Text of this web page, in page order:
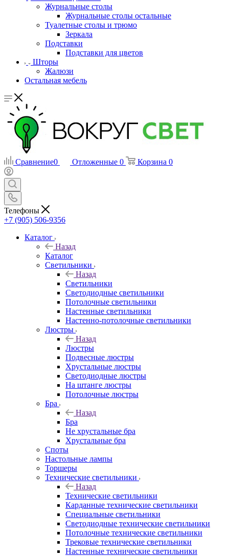
Журнальные столы
Журнальные столы остальные
Туалетные столы и трюмо
Зеркала
Подставки
Подставки для цветов
Шторы
Жалюзи
Остальная мебель
Сравнение0 Отложенные 0 Корзина 0
Телефоны
+7 (905) 506-9356
Каталог
Назад
Каталог
Светильники
Назад
Светильники
Светодиодные светильники
Потолочные светильники
Настенные светильники
Настенно-потолочные светильники
Люстры
Назад
Люстры
Подвесные люстры
Хрустальные люстры
Светодиодные люстры
На штанге люстры
Потолочные люстры
Бра
Назад
Бра
Не хрустальные бра
Хрустальные бра
Споты
Настольные лампы
Торшеры
Технические светильники
Назад
Технические светильники
Карданные технические светильники
Специальные светильники
Светодиодные технические светильники
Потолочные технические светильники
Трековые технические светильники
Настенные технические светильники